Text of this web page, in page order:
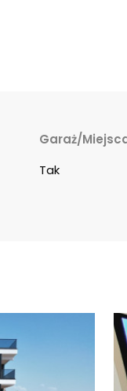
Garaż/
Tak